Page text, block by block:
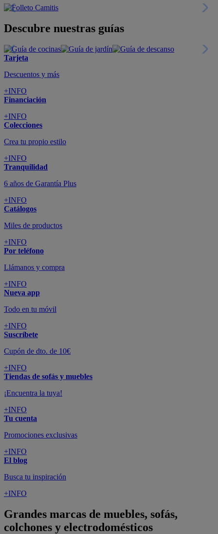
Descubre nuestras guías
Tarjeta
Descuentos y más
+INFO
Financiación
+INFO
Colecciones
Crea tu propio estilo
+INFO
Tranquilidad
6 años de Garantía Plus
+INFO
Catálogos
Miles de productos
+INFO
Por teléfono
Llámanos y compra
+INFO
Nueva app
Todo en tu móvil
+INFO
Suscríbete
Cupón de dto. de 10€
+INFO
Tiendas de sofás y muebles
¡Encuentra la tuya!
+INFO
Tu cuenta
Promociones exclusivas
+INFO
El blog
Busca tu inspiración
+INFO
Grandes marcas de muebles, sofás,
colchones y electrodomésticos